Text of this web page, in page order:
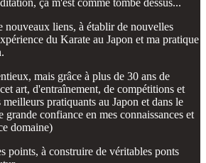
nouveaux liens, à établir de nouvelles
du Karate au Japon et ma pratique
mais grâce à plus de 30 ans de
art, d'entraînement, de compétitions et
pratiquants au Japon et dans le
confiance en mes connaissances et
domaine)
points, à construire de véritables ponts